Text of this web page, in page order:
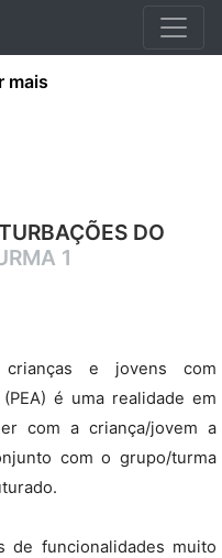
mais
DO
1
e jovens com
é uma realidade em
com a criança/jovem a
com o grupo/turma
de funcionalidades muito